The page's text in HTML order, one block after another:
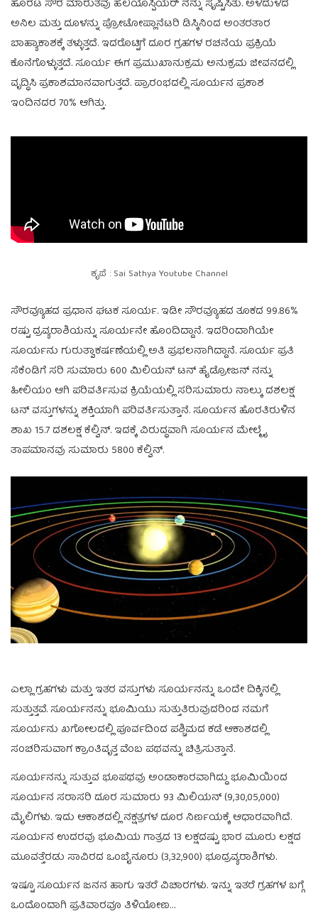
ಹೊರಟ ಸೌರ ಮಾರುತವು ಹೆಲಿಯೊಸ್ಪಿಯರ್ ನನ್ನು ಸೃಷ್ಟಿಸಿತು. ಅಳಿದುಳಿದ
ಅನಿಲ ಮತ್ತು ದೂಳನ್ನು ಪ್ರೋಟೋಪ್ಲಾನೆಟರಿ ಡಿಸ್ಕಿನಿಂದ ಅಂತರತಾರ
ಬಾಹ್ಯಾಕಾಶಕ್ಕೆ ತಳ್ಳುತ್ತದೆ. ಇದರೊಟ್ಟಿಗೆ ದೂರ ಗ್ರಹಗಳ ರಚನೆಯ ಪ್ರಕ್ರಿಯೆ
ಕೊನೆಗೊಳ್ಳುತ್ತದೆ. ಸೂರ್ಯ ಈಗ ಪ್ರಮುಖಾನುಕ್ರಮ ಅನುಕ್ರಮ ಜೀವನದಲ್ಲಿ
ವೃದ್ಧಿಸಿ ಪ್ರಕಾಶಮಾನವಾಗುತ್ತದೆ. ಪ್ರಾರಂಭದಲ್ಲಿ ಸೂರ್ಯನ ಪ್ರಕಾಶ
ಇಂದಿನದರ 70% ಆಗಿತ್ತು.
ಕೃಪೆ : Sai Sathya Youtube Channel
ಸೌರವ್ಯೂಹದ ಪ್ರಧಾನ ಘಟಕ ಸೂರ್ಯ. ಇಡೀ ಸೌರವ್ಯೂಹದ ತೂಕದ 99.86%
ರಷ್ಟು ದ್ರವ್ಯರಾಶಿಯನ್ನು ಸೂರ್ಯನೇ ಹೊಂದಿದ್ದಾನೆ. ಇದರಿಂದಾಗಿಯೇ
ಸೂರ್ಯನು ಗುರುತ್ವಾಕರ್ಷಣೆಯಲ್ಲಿ ಅತಿ ಪ್ರಭಲನಾಗಿದ್ದಾನೆ. ಸೂರ್ಯ ಪ್ರತಿ
ಸೆಕೆಂಡಿಗೆ ಸರಿ ಸುಮಾರು 600 ಮಿಲಿಯನ್ ಟನ್ ಹೈಡ್ರೋಜನ್ ನನ್ನು
ಹೀಲಿಯಂ ಆಗಿ ಪರಿವರ್ತಿಸುವ ಕ್ರಿಯೆಯಲ್ಲಿ ಸರಿಸುಮಾರು ನಾಲ್ಕು ದಶಲಕ್ಷ
ಟನ್ ವಸ್ತುಗಳನ್ನು ಶಕ್ತಿಯಾಗಿ ಪರಿವರ್ತಿಸುತ್ತಾನೆ. ಸೂರ್ಯನ ಹೊರತಿರುಳಿನ
ಶಾಖ 15.7 ದಶಲಕ್ಷ ಕೆಲ್ವಿನ್. ಇದಕ್ಕೆ ವಿರುದ್ಧವಾಗಿ ಸೂರ್ಯನ ಮೇಲ್ಮೈ
ತಾಪಮಾನವು ಸುಮಾರು 5800 ಕೆಲ್ವಿನ್.
ಎಲ್ಲಾ ಗ್ರಹಗಳು ಮತ್ತು ಇತರ ವಸ್ತುಗಳು ಸೂರ್ಯನನ್ನು ಒಂದೇ ದಿಕ್ಕಿನಲ್ಲಿ
ಸುತ್ತುತ್ತವೆ. ಸೂರ್ಯನನ್ನು ಭೂಮಿಯು ಸುತ್ತುತಿರುವುದರಿಂದ ನಮಗೆ
ಸೂರ್ಯನು ಖಗೋಲದಲ್ಲಿ ಪೂರ್ವದಿಂದ ಪಶ್ಚಿಮದ ಕಡೆ ಆಕಾಶದಲ್ಲಿ
ಸಂಚರಿಸುವಾಗ ಕ್ರಾಂತಿವೃತ್ತ ವೆಂಬ ಪಥವನ್ನು ಚಿತ್ರಿಸುತ್ತಾನೆ.
ಸೂರ್ಯನನ್ನು ಸುತ್ತುವ ಭೂಪಥವು ಅಂಡಾಕಾರವಾಗಿದ್ದು ಭೂಮಿಯಿಂದ
ಸೂರ್ಯನ ಸರಾಸರಿ ದೂರ ಸುಮಾರು 93 ಮಿಲಿಯನ್ (9,30,05,000)
ಮೈಲಿಗಳು. ಇದು ಆಕಾಶದಲ್ಲಿ ನಕ್ಷತ್ರಗಳ ದೂರ ನಿರ್ಣಯಕ್ಕೆ ಆಧಾರವಾಗಿದೆ.
ಸೂರ್ಯನ ಉದರವು ಭೂಮಿಯ ಗಾತ್ರದ 13 ಲಕ್ಷದಷ್ಟು ಭಾರ ಮೂರು ಲಕ್ಷದ
ಮೂವತ್ತೆರಡು ಸಾವಿರದ ಒಂಬೈನೂರು (3,32,900) ಭೂದ್ರವ್ಯರಾಶಿಗಳು.
ಇಷ್ಟೂ ಸೂರ್ಯನ ಜನನ ಹಾಗು ಇತರೆ ವಿಚಾರಗಳು. ಇನ್ನು ಇತರೆ ಗ್ರಹಗಳ ಬಗ್ಗೆ
ಒಂದೊಂದಾಗಿ ಪ್ರತಿವಾರವೂ ತಿಳಿಯೋಣ…